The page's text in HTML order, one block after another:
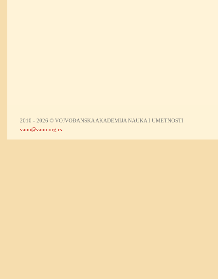
2010 - 2026 © VOJVOĐANSKA AKADEMIJA NAUKA I UMETNOSTI
vanu@vanu.org.rs